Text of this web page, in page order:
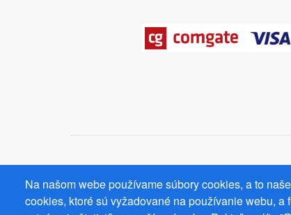
Na našom webe používame súbory cookies, a to
cookies, ktoré sú vyžadované na používanie webu, a